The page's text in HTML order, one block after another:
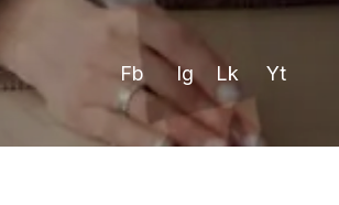
Fb Ig Lk Yt